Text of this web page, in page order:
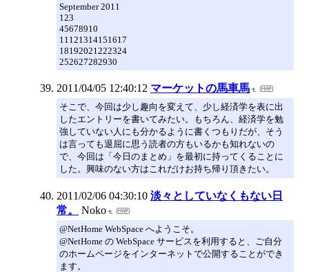
September 2011
123
45678910
11121314151617
18192021222324
252627282930
2011/04/05 12:40:12 マーケットの馬車馬
そこで、今回は少し趣向を変えて、少し経済学を表に出
したエントリーを書いてみたい。もちろん、経済学を勉
強していない人にも分かるように書くつもりだが、そう
は言っても退屈に思う読者の方もいるかも知れないの
で、今回は「今日のまとめ」を最初に持ってくることに
した。興味のない方はこれだけお持ち帰り頂きたい。
2011/02/06 04:30:10 淡々としていなくもない日
常。
Noko
@NetHome WebSpace へようこそ。
@NetHome の WebSpace サービスを利用すると、ご自分
のホームページをインターネットで公開することができ
ます。